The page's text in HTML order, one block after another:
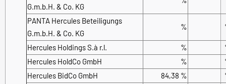
G.m.b.H. & Co. KG
PANTA Hercules Beteiligungs
G.m.b.H. & Co. KG
%
Hercules Holdings S.à r.l. %
Hercules HoldCo GmbH
%
Hercules BidCo GmbH
84,38 %